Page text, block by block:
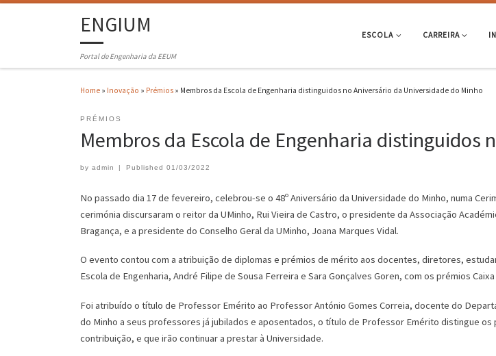
ENGIUM
Portal de Engenharia da EEUM
ESCOLA CARREIRA
Home » Inovação » Prémios » Membros da Escola de Engenharia distinguidos no Aniversário da Universidade do Minho
PRÉMIOS
Membros da Escola de Engenharia distinguidos
by admin | Published 01/03/2022
No passado dia 17 de fevereiro, celebrou-se o 48º Aniversário da Universidade do Minho, numa
cerimónia discursaram o reitor da UMinho, Rui Vieira de Castro, o presidente da Associação
Bragança, e a presidente do Conselho Geral da UMinho, Joana Marques Vidal.
O evento contou com a atribuição de diplomas e prémios de mérito aos docentes, diretores,
Escola de Engenharia, André Filipe de Sousa Ferreira e Sara Gonçalves Goren, com os prémios
Foi atribuído o título de Professor Emérito ao Professor António Gomes Correia, docente do
do Minho a seus professores já jubilados e aposentados, o título de Professor Emérito distingue
contribuição, e que irão continuar a prestar à Universidade.